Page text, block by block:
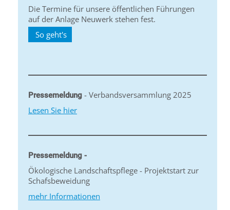
Die Termine für unsere öffentlichen Führungen
auf der Anlage Neuwerk stehen fest.
So geht's
Pressemeldung - Verbandsversammlung 2025
Lesen Sie hier
Pressemeldung -
Ökologische Landschaftspflege - Projektstart zur
Schafsbeweidung
mehr Informationen